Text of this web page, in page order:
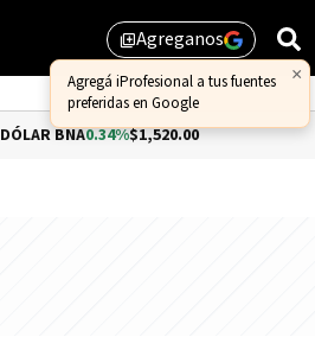
library_addAgreganos
0.34%$1,520.00 DÓLAR BLUE